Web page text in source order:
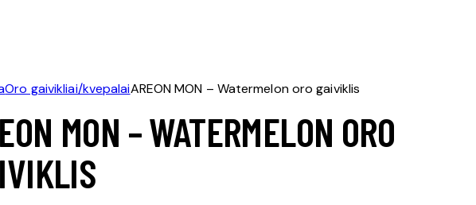
Oro gaivikliai/kvepalaiAREON MON – Watermelon oro gaiviklis
MON – WATERMELON ORO